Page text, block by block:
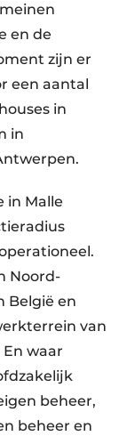
en de
zijn er
een aantal
in
in
in Malle
Noord-
België en
van
waar
beheer,
beheer en